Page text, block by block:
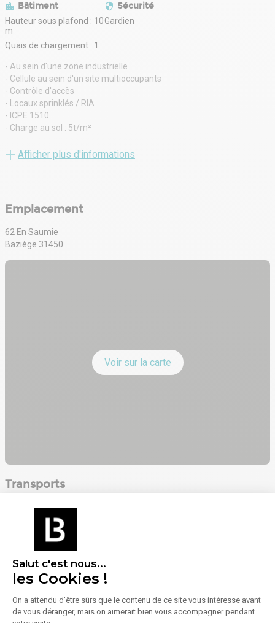
Salut c'est nous...
les Cookies !
On a attendu d'être sûrs que le contenu de ce site vous intéresse avant
de vous déranger, mais on aimerait bien vous accompagner pendant
Bâtiment
Hauteur sous plafond : 10
m
Quais de chargement : 1
Sécurité
Gardien
- Au sein d'une zone industrielle
- Cellule au sein d'un site multioccupants
- Contrôle d'accès
- Locaux sprinklés / RIA
- ICPE 1510
- Charge au sol : 5t/m²
- Hauteur sous plafond : 10m
Afficher plus d'informations
Emplacement
62 En Saumie
Baziège 31450
Voir sur la carte
Transports
Baziège
1 km (soit 15 min à pied)
Villenouvelle
4 km (soit 6 min en voiture)
Aéroport : Toulouse Blagnac
35 km (soit 31 min en voiture)